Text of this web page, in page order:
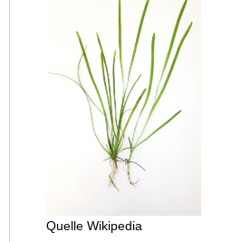
Quelle Wikipedia